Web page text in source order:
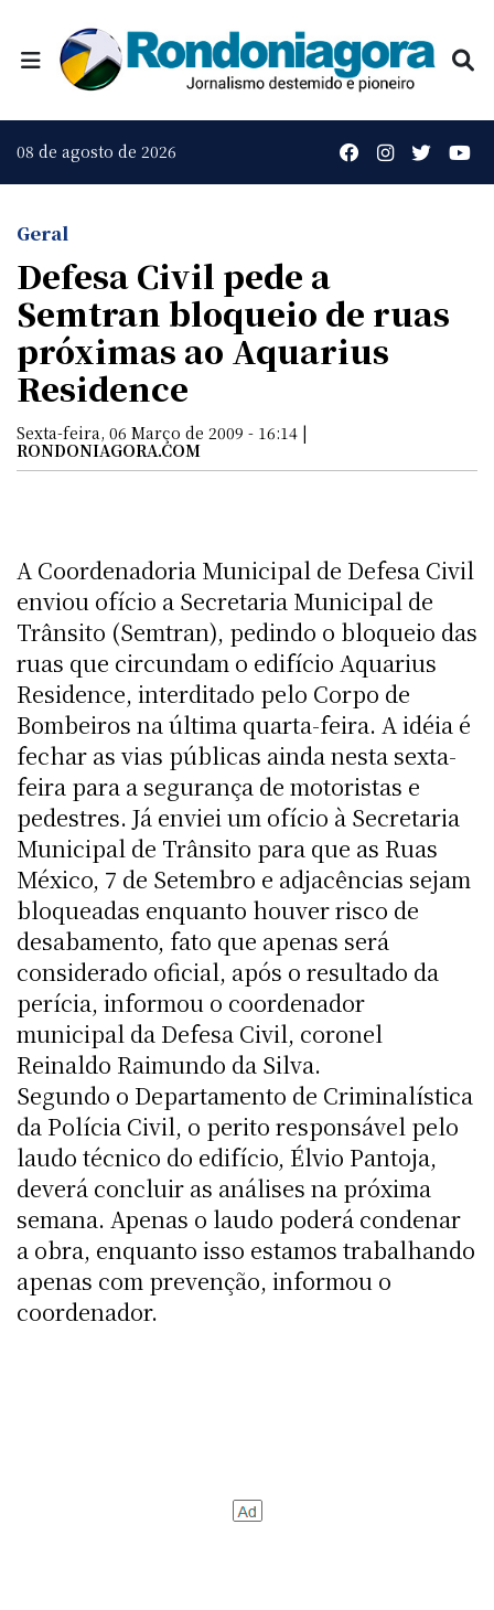
08 de agosto de 2026
Geral
Defesa Civil pede a
Semtran bloqueio de ruas
próximas ao Aquarius
Residence
Sexta-feira, 06 Março de 2009 - 16:14 |
RONDONIAGORA.COM
A Coordenadoria Municipal de Defesa Civil
enviou ofício a Secretaria Municipal de
Trânsito (Semtran), pedindo o bloqueio das
ruas que circundam o edifício Aquarius
Residence, interditado pelo Corpo de
Bombeiros na última quarta-feira. A idéia é
fechar as vias públicas ainda nesta sexta-
feira para a segurança de motoristas e
pedestres. Já enviei um ofício à Secretaria
Municipal de Trânsito para que as Ruas
México, 7 de Setembro e adjacências sejam
bloqueadas enquanto houver risco de
desabamento, fato que apenas será
considerado oficial, após o resultado da
perícia, informou o coordenador
municipal da Defesa Civil, coronel
Reinaldo Raimundo da Silva.
Segundo o Departamento de Criminalística
da Polícia Civil, o perito responsável pelo
laudo técnico do edifício, Élvio Pantoja,
deverá concluir as análises na próxima
semana. Apenas o laudo poderá condenar
a obra, enquanto isso estamos trabalhando
apenas com prevenção, informou o
coordenador.